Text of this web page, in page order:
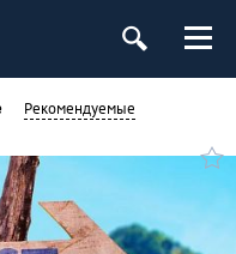
Рекомендуемые